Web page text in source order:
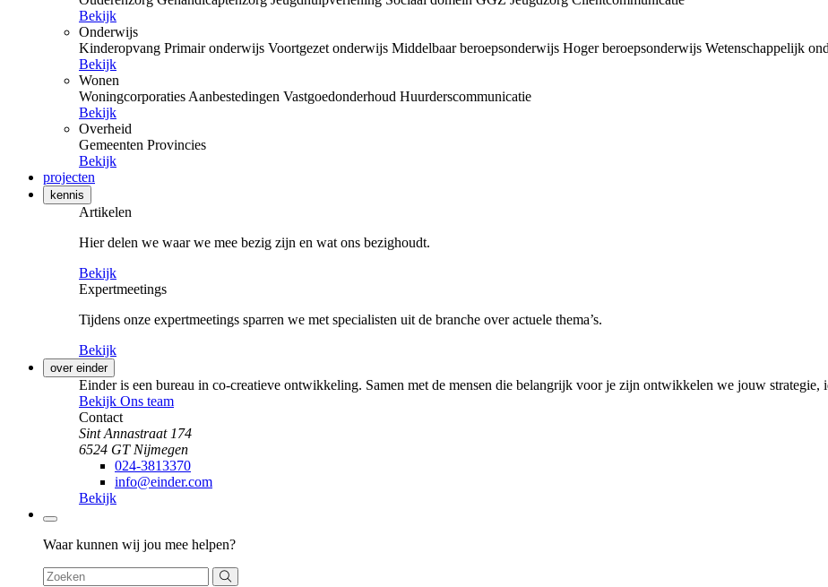
Bekijk
Onderwijs
Kinderopvang Primair onderwijs Voortgezet onderwijs Middelbaar beroepsonderwijs Hoger beroepsonderwijs Wetenschappelijk
Bekijk
Wonen
Woningcorporaties Aanbestedingen Vastgoedonderhoud Huurderscommunicatie
Bekijk
Overheid
Gemeenten Provincies
Bekijk
projecten
kennis
Artikelen
Hier delen we waar we mee bezig zijn en wat ons bezighoudt.
Bekijk
Expertmeetings
Tijdens onze expertmeetings sparren we met specialisten uit de branche over actuele thema’s.
Bekijk
over einder
Einder is een bureau in co-creatieve ontwikkeling. Samen met de mensen die belangrijk voor je zijn ontwikkelen we jouw strategie,
Bekijk Ons team
Contact
Sint Annastraat 174
6524 GT Nijmegen
024-3813370
info@einder.com
Bekijk
Zoeken
Waar kunnen wij jou mee helpen?